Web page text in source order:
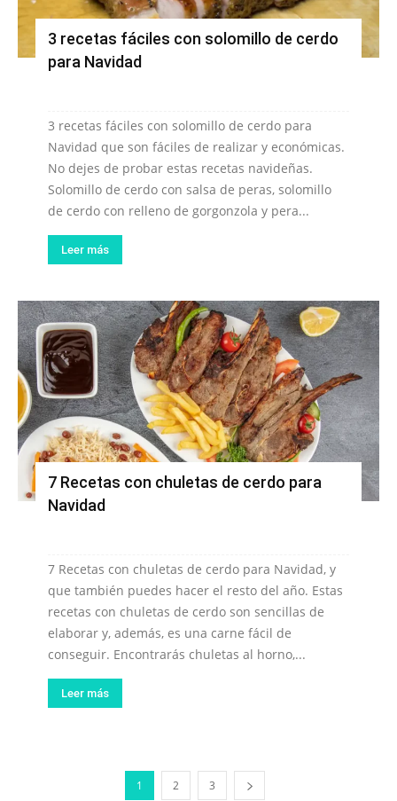
3 recetas fáciles con solomillo de cerdo
para Navidad
3 recetas fáciles con solomillo de cerdo para
Navidad que son fáciles de realizar y económicas.
No dejes de probar estas recetas navideñas.
Solomillo de cerdo con salsa de peras, solomillo
de cerdo con relleno de gorgonzola y pera...
Leer más
7 Recetas con chuletas de cerdo para
Navidad
7 Recetas con chuletas de cerdo para Navidad, y
que también puedes hacer el resto del año. Estas
recetas con chuletas de cerdo son sencillas de
elaborar y, además, es una carne fácil de
conseguir. Encontrarás chuletas al horno,...
Leer más
1 2 3